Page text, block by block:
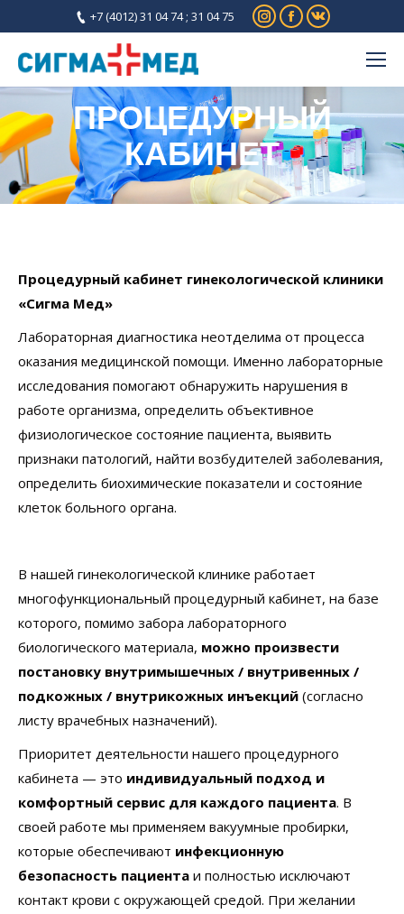
+7 (4012) 31 04 74 ; 31 04 75 Instagram
FacebookВконтакте
ПРОЦЕДУРНЫЙ
КАБИНЕТ
Процедурный кабинет гинекологической клиники
«Сигма Мед»
Лабораторная диагностика неотделима от процесса
оказания медицинской помощи. Именно лабораторные
исследования помогают обнаружить нарушения в
работе организма, определить объективное
физиологическое состояние пациента, выявить
признаки патологий, найти возбудителей заболевания,
определить биохимические показатели и состояние
клеток больного органа.
В нашей гинекологической клинике работает
многофункциональный процедурный кабинет, на базе
которого, помимо забора лабораторного
биологического материала, можно произвести
постановку внутримышечных / внутривенных /
подкожных / внутрикожных инъекций (согласно
листу врачебных назначений).
Приоритет деятельности нашего процедурного
кабинета — это индивидуальный подход и
комфортный сервис для каждого пациента. В
своей работе мы применяем вакуумные пробирки,
которые обеспечивают инфекционную
безопасность пациента и полностью исключают
контакт крови с окружающей средой. При желании